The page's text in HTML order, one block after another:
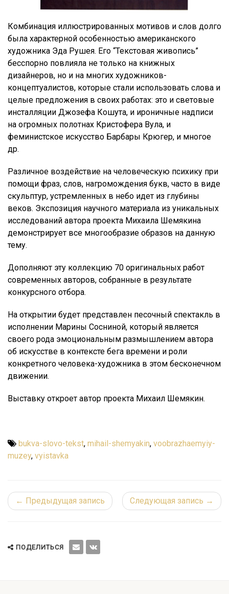
Комбинация иллюстрированных мотивов и слов долго
была характерной особенностью американского
художника Эда Рушея. Его “Текстовая живопись”
бесспорно повлияла не только на книжных
дизайнеров, но и на многих художников-
концептуалистов, которые стали использовать слова и
целые предложения в своих работах: это и световые
инсталляции Джозефа Кошута, и ироничные надписи
на огромных полотнах Кристофера Вула, и
феминистское искусство Барбары Крюгер, и многое
др.
Различное воздействие на человеческую психику при
помощи фраз, слов, нагромождения букв, часто в виде
скульптур, устремленных в небо идет из глубины
веков. Экспозиция научного материала из уникальных
исследований автора проекта Михаила Шемякина
демонстрирует все многообразие образов на данную
тему.
Дополняют эту коллекцию 70 оригинальных работ
современных авторов, собранные в результате
конкурсного отбора.
На открытии будет представлен песочный спектакль в
исполнении Марины Сосниной, который является
своего рода эмоциональным размышлением автора
об искусстве в контексте бега времени и роли
конкретного человека-художника в этом бесконечном
движении.
Выставку откроет автор проекта Михаил Шемякин.
bukva-slovo-tekst, mihail-shemyakin, voobrazhaemyiy-
muzey, vyistavka
← Предыдущая запись Следующая запись →
ПОДЕЛИТЬСЯ